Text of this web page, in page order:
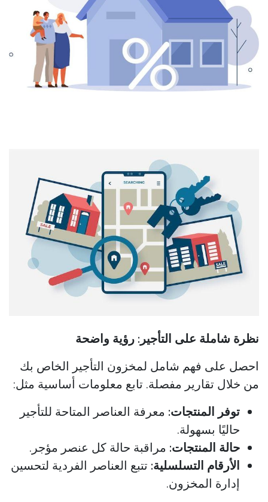
نظرة شاملة على التأجير: رؤية واضحة
احصل على فهم شامل لمخزون التأجير الخاص بك
من خلال تقارير مفصلة. تابع معلومات أساسية مثل:
توفر المنتجات: معرفة العناصر المتاحة للتأجير
حاليًا بسهولة.
حالة المنتجات: مراقبة حالة كل عنصر مؤجر.
الأرقام التسلسلية: تتبع العناصر الفردية لتحسين
إدارة المخزون.